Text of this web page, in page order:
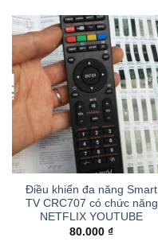
Điều khiển đa năng Smart
TV CRC707 có chức năng
NETFLIX YOUTUBE
80.000 ₫